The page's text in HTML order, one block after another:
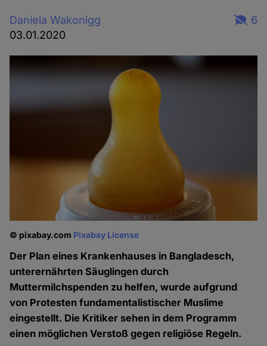
Daniela Wakonigg
03.01.2020
6
© pixabay.com Pixabay License
Der Plan eines Krankenhauses in Bangladesch,
unterernährten Säuglingen durch
Muttermilchspenden zu helfen, wurde aufgrund
von Protesten fundamentalistischer Muslime
eingestellt. Die Kritiker sehen in dem Programm
einen möglichen Verstoß gegen religiöse Regeln.